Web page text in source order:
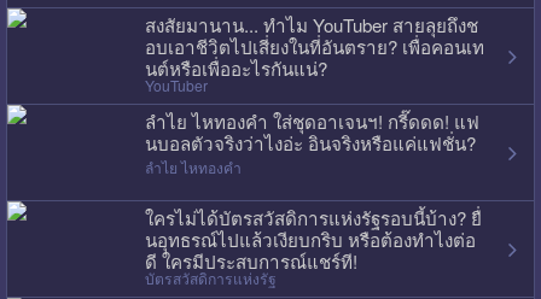
สงสัยมานาน... ทำไม YouTuber สายลุยถึงช
อบเอาชีวิตไปเสี่ยงในที่อันตราย? เพื่อคอนเท
นต์หรือเพื่ออะไรกันแน่?
YouTuber
ลำไย ไหทองคำ ใส่ชุดอาเจนฯ! กรี๊ดดด! แฟ
นบอลตัวจริงว่าไงอ่ะ อินจริงหรือแค่แฟชั่น?
ลำไย ไหทองคำ
ใครไม่ได้บัตรสวัสดิการแห่งรัฐรอบนี้บ้าง? ยื่
นอุทธรณ์ไปแล้วเงียบกริบ หรือต้องทำไงต่อ
ดี ใครมีประสบการณ์แชร์ที!
บัตรสวัสดิการแห่งรัฐ